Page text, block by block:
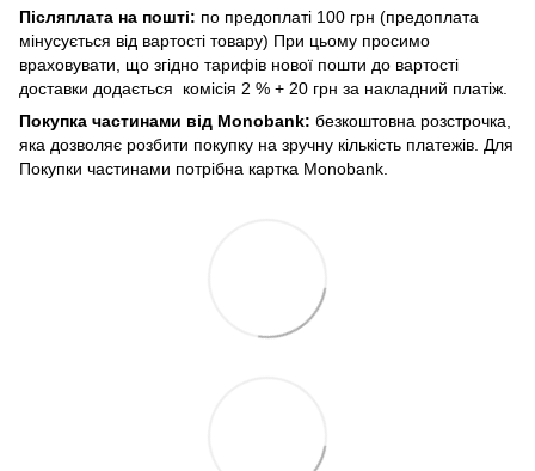
Післяплата на пошті: по предоплаті 100 грн (предоплата
мінусується від вартості товару) При цьому просимо
враховувати, що згідно тарифів нової пошти до вартості
доставки додається комісія 2 % + 20 грн за накладний платіж.
Покупка частинами від Monobank: безкоштовна розстрочка,
яка дозволяє розбити покупку на зручну кількість платежів. Для
Покупки частинами потрібна картка Monobank.